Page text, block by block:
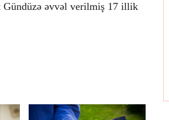
Gündüzə əvvəl verilmiş 17 illik